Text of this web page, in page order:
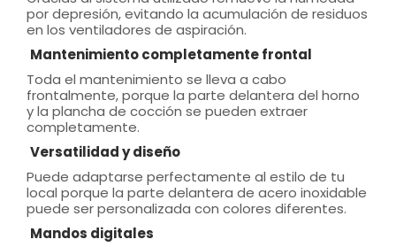
por depresión, evitando la acumulación de residuos
en los ventiladores de aspiración.
Mantenimiento completamente frontal
Toda el mantenimiento se lleva a cabo
frontalmente, porque la parte delantera del horno
y la plancha de cocción se pueden extraer
completamente.
Versatilidad y diseño
Puede adaptarse perfectamente al estilo de tu
local porque la parte delantera de acero inoxidable
puede ser personalizada con colores diferentes.
Mandos digitales